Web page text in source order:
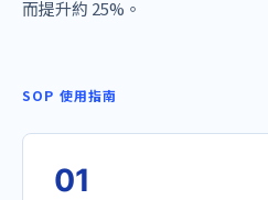
而提升約 25%。
SOP 使用指南
01